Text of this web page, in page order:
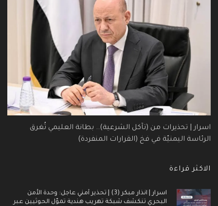
اسرار | تحذيرات من (تآكل الشرعية).. بطانة العليمي تُغرق
الرئاسة اليمنيّة في فخ (القرارات المنفردة)
الاكثر قراءة
اسرار | انذار مبكر (3) | تحذير أمني عاجل: وحدة الأمن
البحري تنكشف شبكة تهريب هندية تموّل الحوثيين عبر